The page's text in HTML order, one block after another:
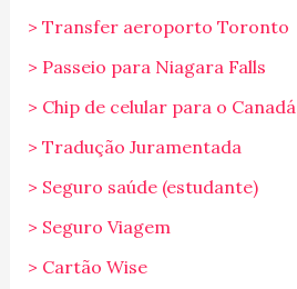
> Transfer aeroporto Toronto
> Passeio para Niagara Falls
> Chip de celular para o Canadá
> Tradução Juramentada
> Seguro saúde (estudante)
> Seguro Viagem
> Cartão Wise